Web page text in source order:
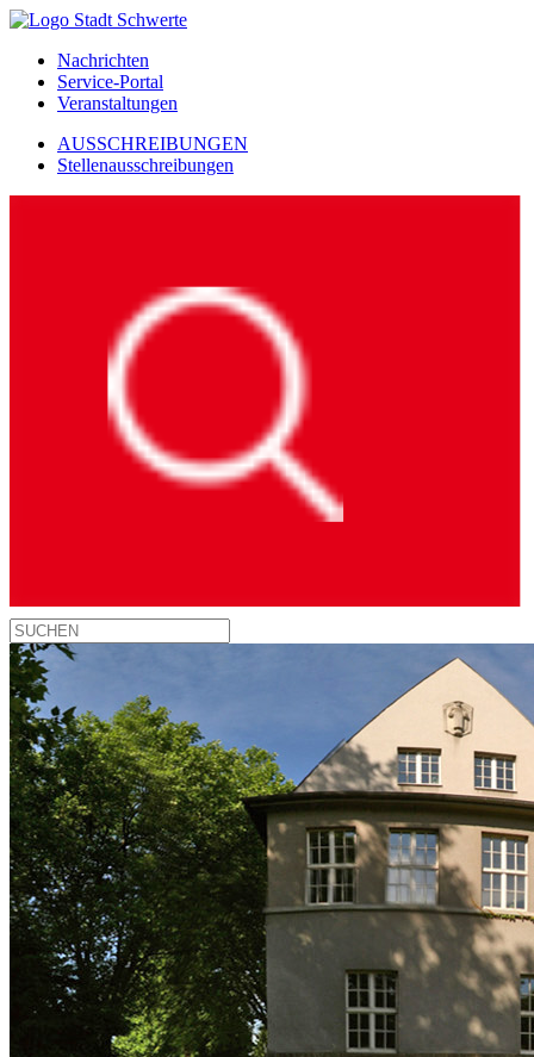
Nachrichten
Service-Portal
Veranstaltungen
AUSSCHREIBUNGEN
Stellenausschreibungen